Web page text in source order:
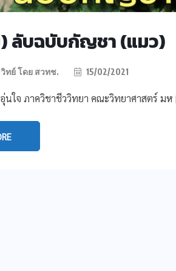
) ลับฉบับกัญชา (แมว)
ทย์ โดย สวทช. 15/02/2021
นใจ ภาควิชาชีววิทยา คณะวิทยาศาสตร์ ม